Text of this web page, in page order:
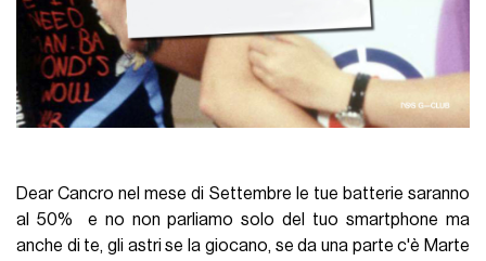
Dear Cancro nel mese di Settembre le tue batterie saranno
al 50% e no non parliamo solo del tuo smartphone ma
anche di te, gli astri se la giocano, se da una parte c'è Marte